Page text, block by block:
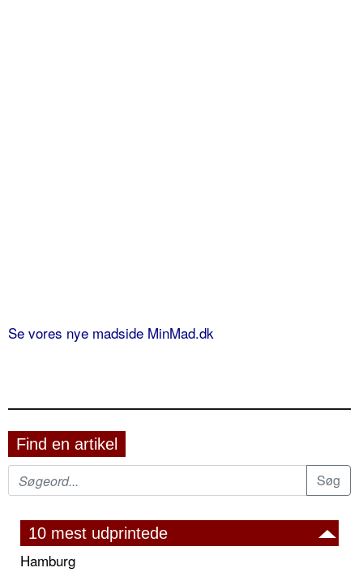
Se vores nye madside MinMad.dk
Find en artikel
10 mest udprintede
Hamburg